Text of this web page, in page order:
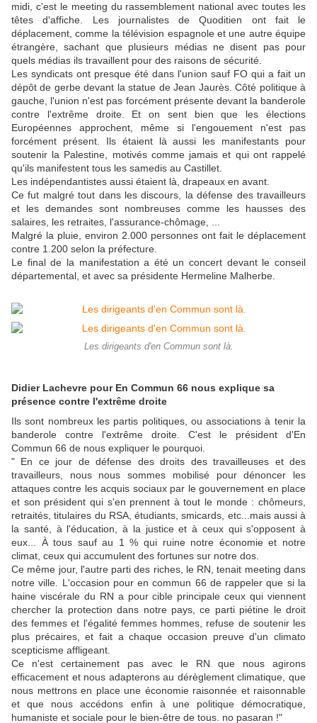
midi, c'est le meeting du rassemblement national avec toutes les
têtes d'affiche. Les journalistes de Quoditien ont fait le
déplacement, comme la télévision espagnole et une autre équipe
étrangère, sachant que plusieurs médias ne disent pas pour
quels médias ils travaillent pour des raisons de sécurité.
Les syndicats ont presque été dans l'union sauf FO qui a fait un
dépôt de gerbe devant la statue de Jean Jaurès. Côté politique à
gauche, l'union n'est pas forcément présente devant la banderole
contre l'extrême droite. Et on sent bien que les élections
Européennes approchent, même si l'engouement n'est pas
forcément présent. Ils étaient là aussi les manifestants pour
soutenir la Palestine, motivés comme jamais et qui ont rappelé
qu'ils manifestent tous les samedis au Castillet.
Les indépendantistes aussi étaient là, drapeaux en avant.
Ce fut malgré tout dans les discours, la défense des travailleurs
et les demandes sont nombreuses comme les hausses des
salaires, les retraites, l'assurance-chômage, ...
Malgré la pluie, environ 2.000 personnes ont fait le déplacement
contre 1.200 selon la préfecture.
Le final de la manifestation a été un concert devant le conseil
départemental, et avec sa présidente Hermeline Malherbe.
Les dirigeants d'en Commun sont là.
Didier Lachevre pour En Commun 66 nous explique sa
présence contre l'extrême droite
Ils sont nombreux les partis politiques, ou associations à tenir la
banderole contre l'extrême droite. C'est le président d'En
Commun 66 de nous expliquer le pourquoi.
" En ce jour de défense des droits des travailleuses et des
travailleurs, nous nous sommes mobilisé pour dénoncer les
attaques contre les acquis sociaux par le gouvernement en place
et son président qui s'en prennent à tout le monde : chômeurs,
retraités, titulaires du RSA, étudiants, smicards, etc...mais aussi à
la santé, à l'éducation, à la justice et à ceux qui s'opposent à
eux... À tous sauf au 1 % qui ruine notre économie et notre
climat, ceux qui accumulent des fortunes sur notre dos.
Ce même jour, l'autre parti des riches, le RN, tenait meeting dans
notre ville. L'occasion pour en commun 66 de rappeler que si la
haine viscérale du RN a pour cible principale ceux qui viennent
chercher la protection dans notre pays, ce parti piétine le droit
des femmes et l'égalité femmes hommes, refuse de soutenir les
plus précaires, et fait a chaque occasion preuve d'un climato
scepticisme affligeant.
Ce n'est certainement pas avec le RN que nous agirons
efficacement et nous adapterons au dérèglement climatique, que
nous mettrons en place une économie raisonnée et raisonnable
et que nous accédons enfin à une politique démocratique,
humaniste et sociale pour le bien-être de tous. no pasaran !"